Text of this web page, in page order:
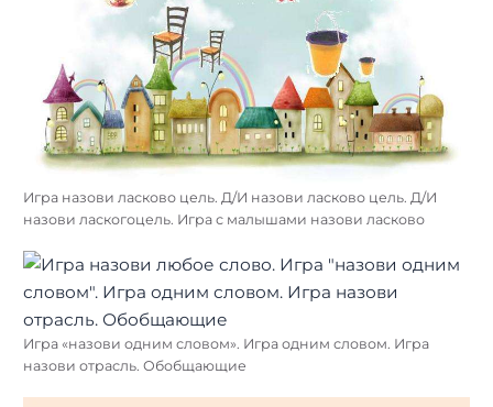
Игра назови ласково цель. Д/И назови ласково цель. Д/И
назови ласкогоцель. Игра с малышами назови ласково
Игра «назови одним словом». Игра одним словом. Игра
назови отрасль. Обобщающие